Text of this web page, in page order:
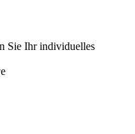
Sie Ihr individuelles